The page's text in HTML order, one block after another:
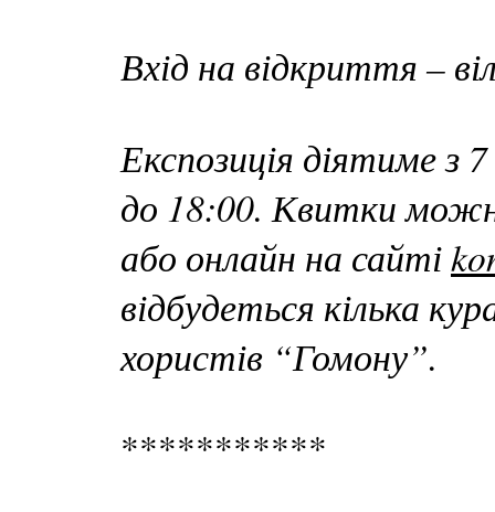
Вхід на відкриття –
Експозиція діятиме з
до 18:00. Квитки
або онлайн на сайті
відбудеться кілька
хористів “Гомону”.
***********